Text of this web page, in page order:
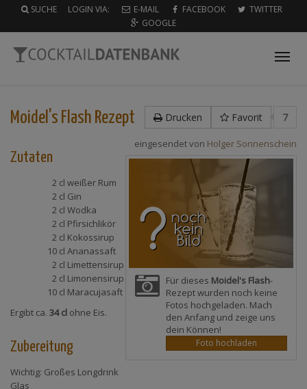
SUCHE LOGIN VIA: E-MAIL FACEBOOK
TWITTER
GOOGLE
Drucken Favorit 7
Moidel's Flash Rezept
eingesendet von Holger Sonnenschein
Für dieses Moidel's Flash-
Rezept wurden noch keine
Fotos hochgeladen. Mach
den Anfang und zeige uns
dein Können!
Foto hochladen
Zutaten
2 cl weißer Rum
2 cl Gin
2 cl Wodka
2 cl Pfirsichlikör
2 cl Kokossirup
10 cl Ananassaft
2 cl Limettensirup
2 cl Limonensirup
10 cl Maracujasaft
Ergibt ca. 34 cl ohne Eis.
Zubereitung
Wichtig: Großes Longdrink
Glas